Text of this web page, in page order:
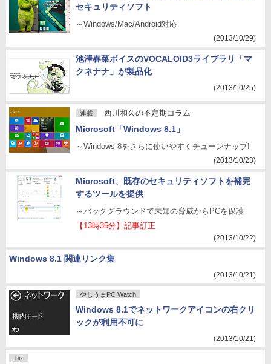
セキュリティソフト
～Windows/Mac/Android対応
(2013/10/29)
池澤春菜ボイスのVOCALOID3ライブラリ「マ
クネナナ」が製品化
(2013/10/25)
連載 西川和久の不定期コラム
Microsoft「Windows 8.1」
～Windows 8をさらに使いやすくチューンナップ!
(2013/10/23)
Microsoft、既存のセキュリティソフトを補完
するツールを提供
～バックグラウンドで未知の脅威からPCを保護
【13時35分】記事訂正
(2013/10/22)
Windows 8.1 関連リンク集
(2013/10/21)
やじうまPC Watch
Windows 8.1でネットワークアイコンの右クリ
ックが利用不可に
(2013/10/21)
.biz